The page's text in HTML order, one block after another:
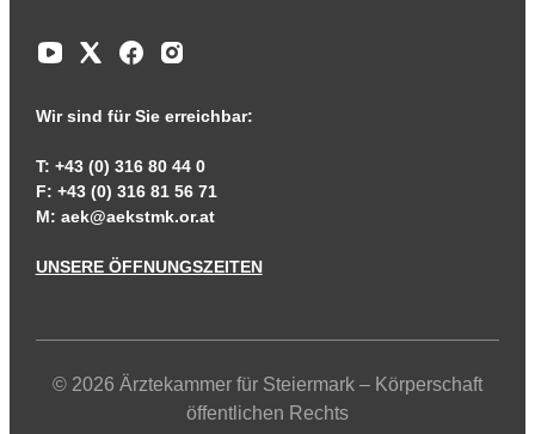
Wir sind für Sie erreichbar:
T: +43 (0) 316 80 44 0
F: +43 (0) 316 81 56 71
M: aek@aekstmk.or.at
UNSERE ÖFFNUNGSZEITEN
© 2026 Ärztekammer für Steiermark – Körperschaft
öffentlichen Rechts